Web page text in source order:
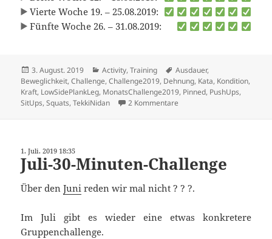
Vierte Woche 19. – 25.08.2019:
Fünfte Woche 26. – 31.08.2019:
Veröffentlicht
am
3. August. 2019 Kategorien
Activity,Training Schlagwörter
Ausdauer,
Beweglichkeit,Challenge,Challenge2019, Dehnung, Kata, Kondition,
Kraft, LowSidePlankLeg, MonatsChallenge2019, Pinned, PushUps,
SitUps,Squats,TekkiNidan 2 Kommentare
1. Juli. 2019 18:35
Juli-30-Minuten-Challenge
Über denJuni reden wir mal nicht ? ? ?.
Im Juli gibt es wieder eine etwas konkretere
Gruppenchallenge.